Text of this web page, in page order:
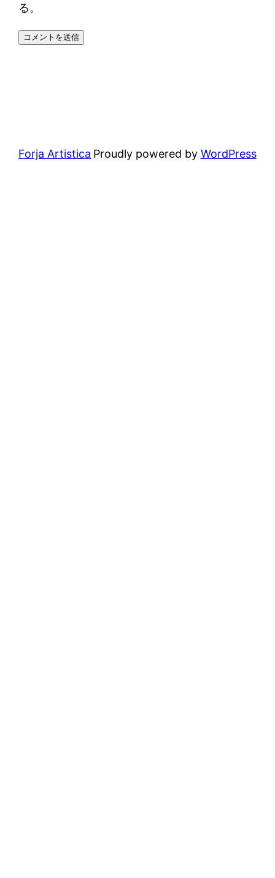
る。
Forja Artistica Proudly powered by WordPress